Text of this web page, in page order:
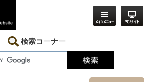
検索コーナー